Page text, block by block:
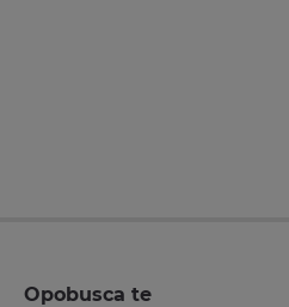
Opobusca te